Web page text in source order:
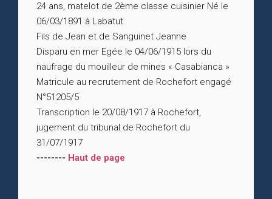
24 ans, matelot de 2ème classe cuisinier Né le
06/03/1891 à Labatut
Fils de Jean et de Sanguinet Jeanne
Disparu en mer Egée le 04/06/1915 lors du
naufrage du mouilleur de mines « Casabianca »
Matricule au recrutement de Rochefort engagé
N°51205/5
Transcription le 20/08/1917 à Rochefort,
jugement du tribunal de Rochefort du
31/07/1917
-------- Haut de page